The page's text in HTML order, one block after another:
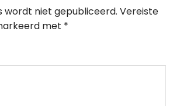
wordt niet gepubliceerd. Vereiste
met *